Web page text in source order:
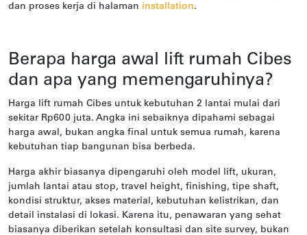
dan proses kerja di halaman installation.
Berapa harga awal lift rumah Cibes
dan apa yang memengaruhinya?
Harga lift rumah Cibes untuk kebutuhan 2 lantai mulai dari
sekitar Rp600 juta. Angka ini sebaiknya dipahami sebagai
harga awal, bukan angka final untuk semua rumah, karena
kebutuhan tiap bangunan bisa berbeda.
Harga akhir biasanya dipengaruhi oleh model lift, ukuran,
jumlah lantai atau stop, travel height, finishing, tipe shaft,
kondisi struktur, akses material, kebutuhan kelistrikan, dan
detail instalasi di lokasi. Karena itu, penawaran yang sehat
biasanya diberikan setelah konsultasi dan site survey, bukan